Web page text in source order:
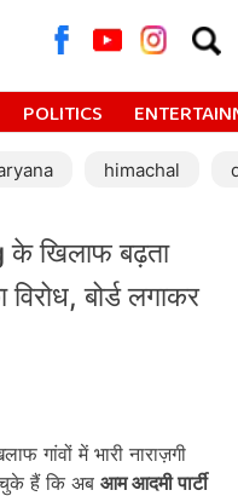
for:
POLITICS
himachal
खिलाफ बढ़ता
बोर्ड लगाकर
गांवों में भारी नाराज़गी
चुके हैं कि अब आम आदमी पार्टी